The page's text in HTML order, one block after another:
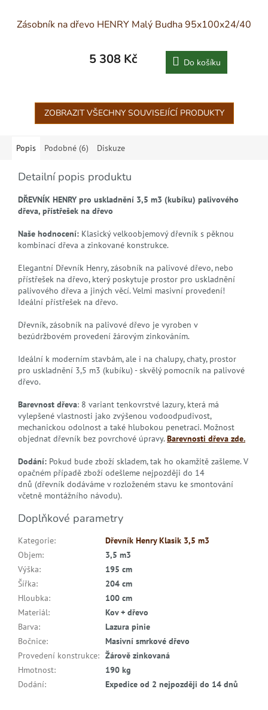
Zásobník na dřevo HENRY Malý Budha 95x100x24/40
5 308 Kč Do košíku
ZOBRAZIT VŠECHNY SOUVISEJÍCÍ PRODUKTY
Popis Podobné (6) Diskuze
Detailní popis produktu
DŘEVNÍK HENRY pro uskladnění 3,5 m3 (kubíku) palivového
dřeva, přístřešek na dřevo
Naše hodnocení: Klasický velkoobjemový dřevník s pěknou
kombinací dřeva a zinkované konstrukce.
Elegantní Dřevník Henry, zásobník na palivové dřevo, nebo
přístřešek na dřevo, který poskytuje prostor pro uskladnění
palivového dřeva a jiných věcí. Velmi masivní provedení!
Ideální přístřešek na dřevo.
Dřevník, zásobník na palivové dřevo je vyroben v
bezúdržbovém provedení žárovým zinkováním.
Ideální k moderním stavbám, ale i na chalupy, chaty, prostor
pro uskladnění 3,5 m3 (kubíku) - skvělý pomocník na palivové
dřevo.
Barevnost dřeva: 8 variant tenkovrstvé lazury, která má
vylepšené vlastnosti jako zvýšenou vodoodpudivost,
mechanickou odolnost a také hlubokou penetraci. Možnost
objednat dřevník bez povrchové úpravy.Barevnosti dřeva zde.
Dodání: Pokud bude zboží skladem, tak ho okamžitě zašleme. V
opačném případě zboží odešleme nejpozději do 14
dnů (dřevník dodáváme v rozloženém stavu ke smontování
včetně montážního návodu).
Doplňkové parametry
Kategorie:
Dřevník Henry Klasik 3,5 m3
Objem:
3,5 m3
Výška:
195 cm
Šířka:
204 cm
Hloubka:
100 cm
Materiál:
Kov + dřevo
Barva:
Lazura pinie
Bočnice:
Masivní smrkové dřevo
Provedení konstrukce: Žárově zinkovaná
Hmotnost:
190 kg
Dodání: Expedice od 2 nejpozději do 14 dnů